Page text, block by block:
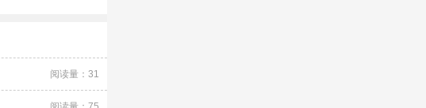
阅读量：31